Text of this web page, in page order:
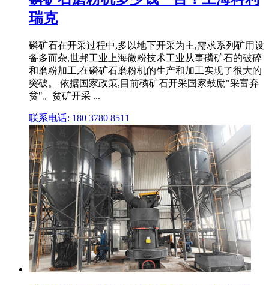
瑞克
磷矿石在开采过程中,多以地下开采为主,需求系列矿用设
备多而杂,世邦工业上海微粉技术工业从事磷矿石的破碎
和磨粉加工,在磷矿石磨粉机的生产和加工实现了很大的
突破。 依据国家政策,目前磷矿石开采国家鼓励"采富弃
贫"。贫矿开采 ...
联系电话: 180 3780 8511